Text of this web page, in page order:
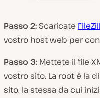
Passo 2: Scaricate
vostro host web per
Passo 3: Mettete il file
vostro sito. La root è la
sito, la stessa da cui